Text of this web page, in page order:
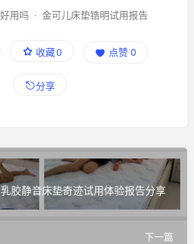
用吗 · 金可儿床垫锆明试用报告
收藏0 点赞 0
分享
胶静音床垫奇迹试用体验报告分享
下一篇